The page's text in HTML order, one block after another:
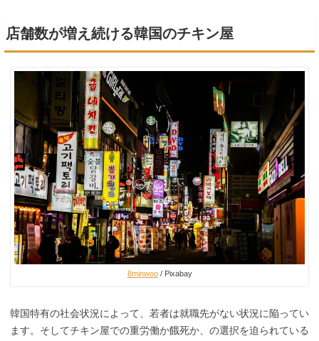
店舗数が増え続ける韓国のチキン屋
8minwoo/ Pixabay
韓国特有の社会状況によって、若者は就職先がない状況に陥ってい
ます。そしてチキン屋での重労働か餓死か、の選択を迫られている